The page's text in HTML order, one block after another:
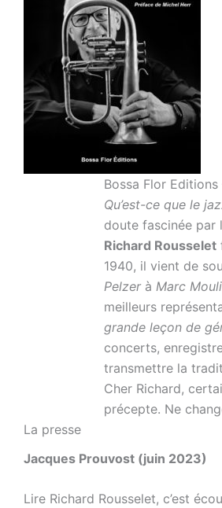
Bossa Flor
Qu’est-ce que le
doute fascinée
Richard Rousselet
1940, il vient de
Pelzerà Marc
meilleurs
grande leçon de
concerts,
transmettre la
Cher Richard,
précepte. Ne
La presse
Jacques Prouvost (juin 2023)
Lire Richard Rousselet, c’est